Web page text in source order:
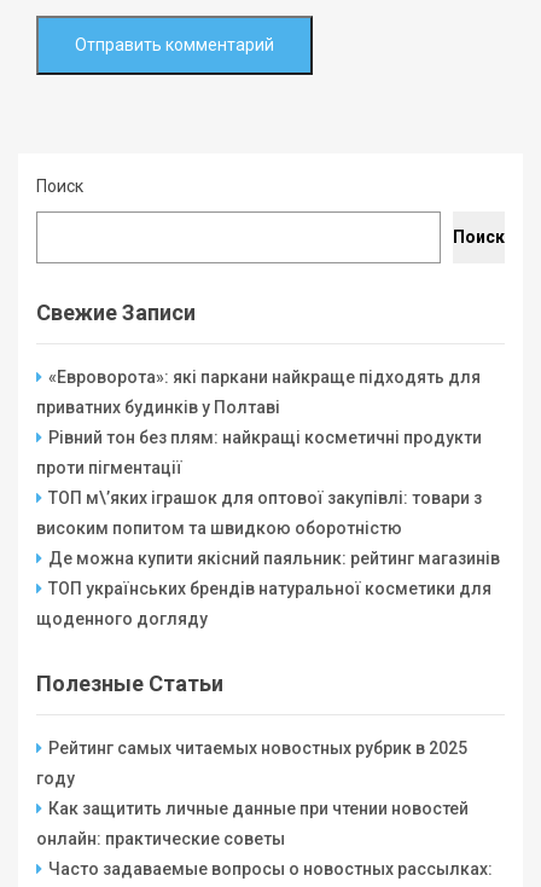
Поиск
Поиск
Свежие Записи
«Евроворота»: які паркани найкраще підходять для
приватних будинків у Полтаві
Рівний тон без плям: найкращі косметичні продукти
проти пігментації
ТОП м\’яких іграшок для оптової закупівлі: товари з
високим попитом та швидкою оборотністю
Де можна купити якісний паяльник: рейтинг магазинів
ТОП українських брендів натуральної косметики для
щоденного догляду
Полезные Статьи
Рейтинг самых читаемых новостных рубрик в 2025
году
Как защитить личные данные при чтении новостей
онлайн: практические советы
Часто задаваемые вопросы о новостных рассылках: